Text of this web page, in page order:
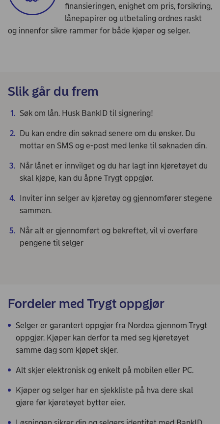
finansieringen, enighet om pris, forsikring,
lånepapirer og utbetaling ordnes raskt
og innenfor sikre rammer for både kjøper og selger.
Slik går du frem
Søk om lån. Husk BankID til signering!
Du kan endre din søknad senere om du ønsker. Du
mottar en SMS og e-post med lenke til søknaden din.
Når lånet er innvilget og du har lagt inn kjøretøyet du
skal kjøpe, kan du åpne Trygt oppgjør.
Inviter inn selger av kjøretøy og gjennomfører stegene
sammen.
Når alt er gjennomført og bekreftet, vil vi overføre
pengene til selger
Fordeler med Trygt oppgjør
Selger er garantert oppgjør fra Nordea gjennom Trygt
oppgjør. Kjøper kan derfor ta med seg kjøretøyet
samme dag som kjøpet skjer.
Alt skjer elektronisk og enkelt på mobilen eller PC.
Kjøper og selger har en sjekkliste på hva dere skal
gjøre før kjøretøyet bytter eier.